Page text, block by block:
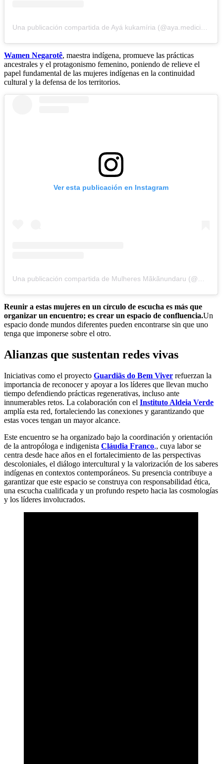
Wamen Negarotê, maestra indígena, promueve las prácticas
ancestrales y el protagonismo femenino, poniendo de relieve el
papel fundamental de las mujeres indígenas en la continuidad
cultural y la defensa de los territorios.
Ver esta publicación en Instagram
Reunir a estas mujeres en un círculo de escucha es más que
organizar un encuentro; es crear un espacio de confluencia.Un
espacio donde mundos diferentes pueden encontrarse sin que uno
tenga que imponerse sobre el otro.
Alianzas que sustentan redes vivas
Iniciativas como el proyecto Guardiãs do Bem Viver refuerzan la
importancia de reconocer y apoyar a los líderes que llevan mucho
tiempo defendiendo prácticas regenerativas, incluso ante
innumerables retos. La colaboración con el Instituto Aldeia Verde
amplía esta red, fortaleciendo las conexiones y garantizando que
estas voces tengan un mayor alcance.
Este encuentro se ha organizado bajo la coordinación y orientación
de la antropóloga e indigenista Cláudia Franco,, cuya labor se
centra desde hace años en el fortalecimiento de las perspectivas
descoloniales, el diálogo intercultural y la valorización de los saberes
indígenas en contextos contemporáneos. Su presencia contribuye a
garantizar que este espacio se construya con responsabilidad ética,
una escucha cualificada y un profundo respeto hacia las cosmologías
y los líderes involucrados.